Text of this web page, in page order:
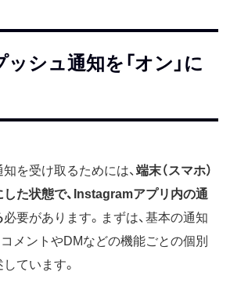
シュ通知を「オン」に
を受け取るためには、 端末（スマホ）
た状態で、Instagramアプリ内の通
必要があります。まずは、基本の通知
メントやDMなどの機能ごとの個別
ています。